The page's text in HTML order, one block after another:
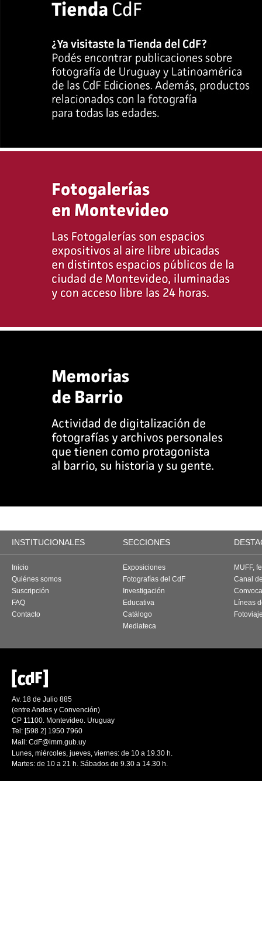
INSTITUCIONALES SECCIONES
Inicio
Quiénes somos
Suscripción
FAQ
Contacto
Exposiciones
Fotografías del CdF
Investigación
Educativa
Catálogo
Mediateca
MUFF,
Canal
Líneas
Av. 18 de Julio 885
(entre Andes y Convención)
CP 11100. Montevideo. Uruguay
Tel: [598 2] 1950 7960
Mail: CdF@imm.gub.uy
Lunes, miércoles, jueves, viernes: de 10 a 19.30 h.
Martes: de 10 a 21 h. Sábados de 9.30 a 14.30 h.